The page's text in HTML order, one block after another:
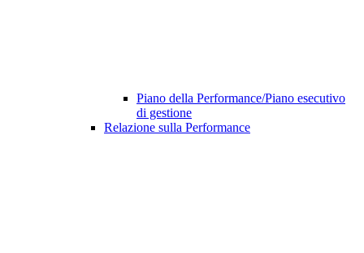
Piano della Performance/Piano esecutivo
di gestione
Relazione sulla Performance